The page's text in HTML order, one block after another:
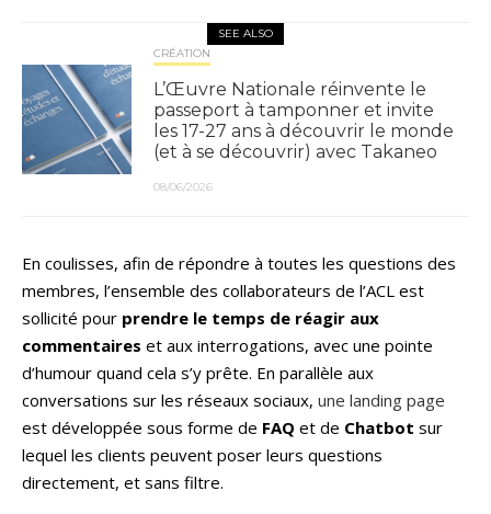
SEE ALSO
CRÉATION
L’Œuvre Nationale réinvente le
passeport à tamponner et invite
les 17-27 ans à découvrir le monde
(et à se découvrir) avec Takaneo
08/06/2026
En coulisses, afin de répondre à toutes les questions des
membres, l’ensemble des collaborateurs de l’ACL est
sollicité pour prendre le temps de réagir aux
commentaires et aux interrogations, avec une pointe
d’humour quand cela s’y prête. En parallèle aux
conversations sur les réseaux sociaux, une landing page
est développée sous forme de FAQ et de Chatbot sur
lequel les clients peuvent poser leurs questions
directement, et sans filtre.